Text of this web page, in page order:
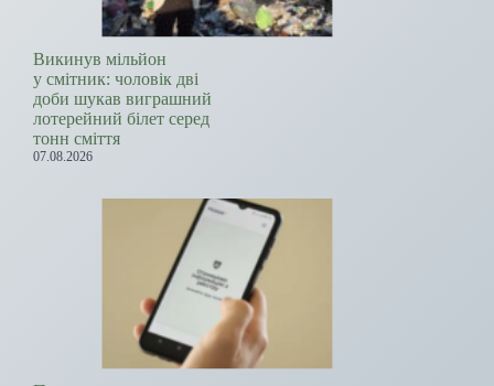
Викинув мільйон
у смітник: чоловік дві
доби шукав виграшний
лотерейний білет серед
тонн сміття
07.08.2026